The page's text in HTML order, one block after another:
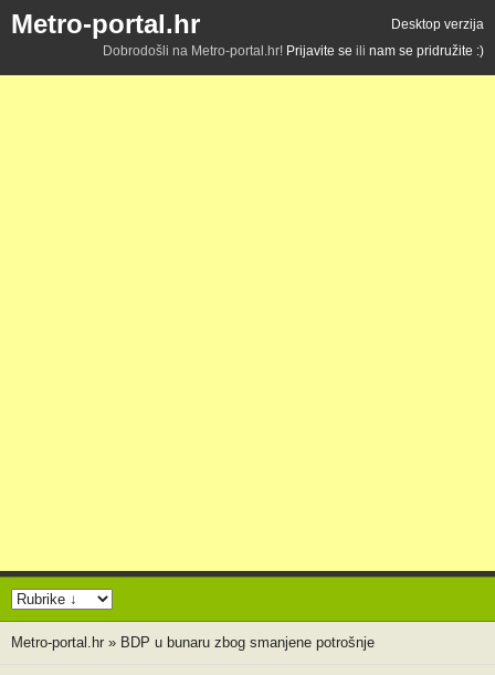
Metro-portal.hr
Desktop verzija
Dobrodošli na Metro-portal.hr! Prijavite se ili nam se pridružite :)
Metro-portal.hr » BDP u bunaru zbog smanjene potrošnje